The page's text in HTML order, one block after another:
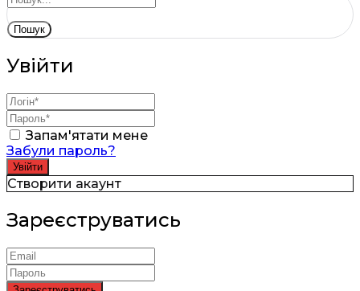
Пошук
Увійти
Запам'ятати мене
Забули пароль?
Створити акаунт
Зареєструватись